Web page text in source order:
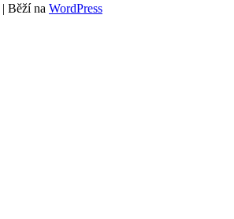
| Běží na WordPress